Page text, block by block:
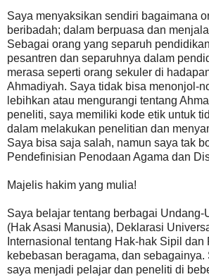
Saya menyaksikan sendiri bagaimana
beribadah; dalam berpuasa dan
Sebagai orang yang separuh
pesantren dan separuhnya dalam
merasa seperti orang sekuler di
Ahmadiyah. Saya tidak bisa menonjol-
lebihkan atau mengurangi tentang
peneliti, saya memiliki kode etik untuk
dalam melakukan penelitian dan
Saya bisa saja salah, namun saya tak
Pendefinisian Penodaan Agama dan
Majelis hakim yang mulia!
Saya belajar tentang berbagai Undang-
(Hak Asasi Manusia), Deklarasi
Internasional tentang Hak-hak Sipil dan
kebebasan beragama, dan sebagainya.
saya menjadi pelajar dan peneliti di